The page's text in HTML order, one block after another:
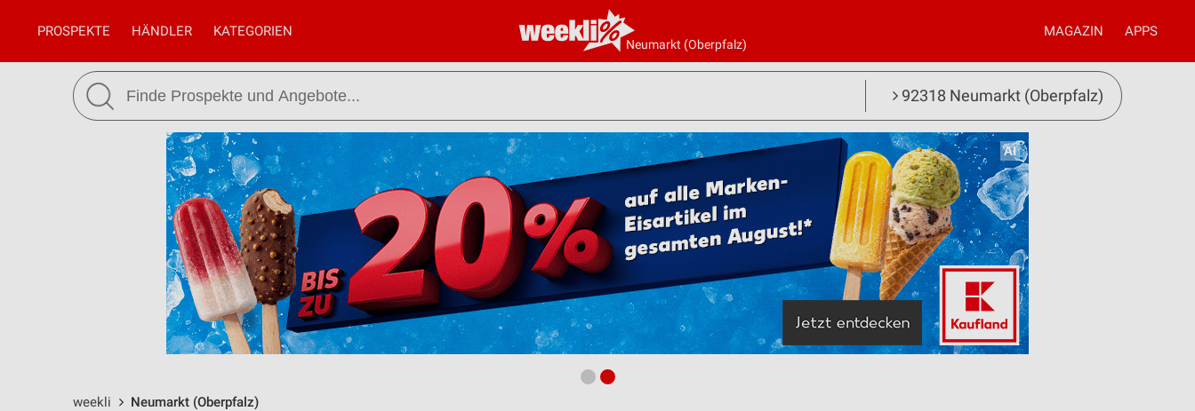
Neumarkt (Oberpfalz)
PROSPEKTE HÄNDLER KATEGORIEN MAGAZIN APPS
92318 Neumarkt (Oberpfalz)
weekli Neumarkt (Oberpfalz)